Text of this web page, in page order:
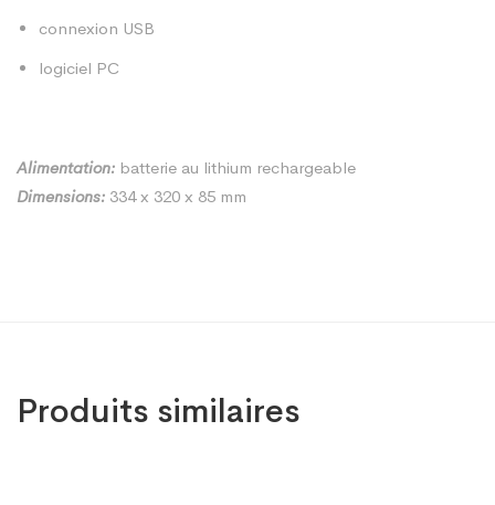
connexion USB
logiciel PC
Alimentation: batterie au lithium rechargeable
Dimensions: 334 x 320 x 85 mm
Produits similaires